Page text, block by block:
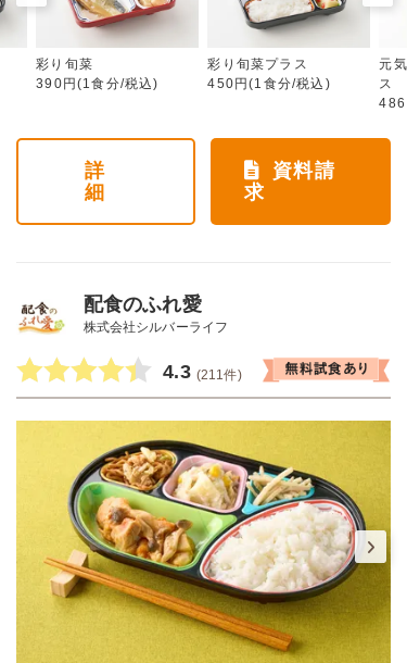
彩り旬菜
390円(1食分/税込)
彩り旬菜プラス
450円(1食分/税込)
元
ス
詳
細
資料請
求
配食のふれ愛
株式会社シルバーライフ
4.3 (211件)